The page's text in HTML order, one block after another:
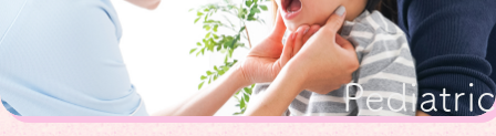
Pediatric